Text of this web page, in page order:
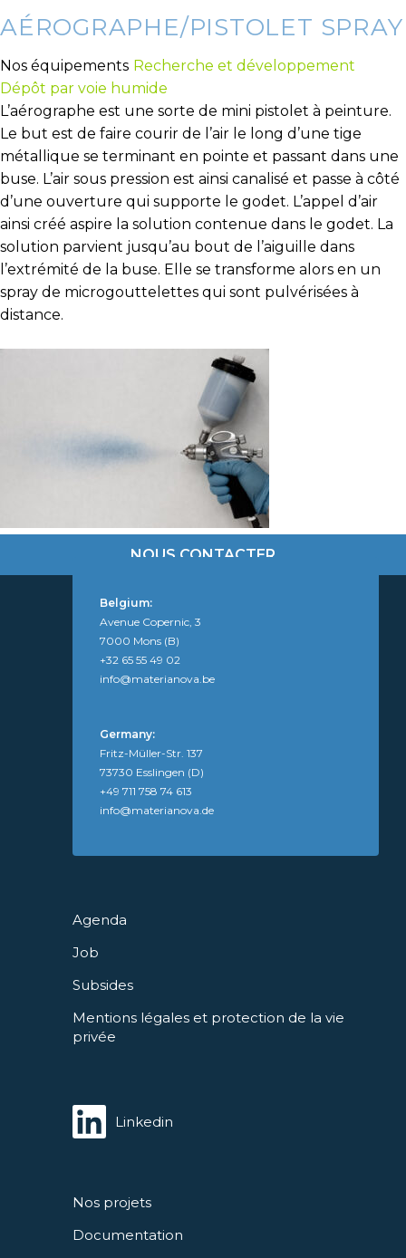
AÉROGRAPHE/PISTOLET SPRAY
Nos équipements Recherche et développement
Dépôt par voie humide
L’aérographe est une sorte de mini pistolet à peinture.
Le but est de faire courir de l’air le long d’une tige
métallique se terminant en pointe et passant dans une
buse. L’air sous pression est ainsi canalisé et passe à côté
d’une ouverture qui supporte le godet. L’appel d’air
ainsi créé aspire la solution contenue dans le godet. La
solution parvient jusqu’au bout de l’aiguille dans
l’extrémité de la buse. Elle se transforme alors en un
spray de microgouttelettes qui sont pulvérisées à
distance.
NOUS CONTACTER
Nos projets
Documentation
Agenda
Job
Subsides
Mentions légales et protection de la vie
privée
Belgium:
Avenue Copernic, 3
7000 Mons (B)
+32 65 55 49 02
info@materianova.be
Germany:
Fritz-Müller-Str. 137
73730 Esslingen (D)
+49 711 758 74 613
info@materianova.de
Linkedin